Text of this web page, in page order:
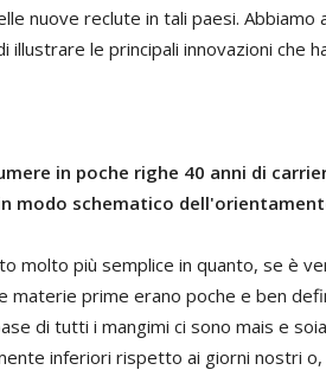
nuove reclute in tali paesi.
illustrare le principali innovazioni che
in poche righe 40 anni di
modo schematico
molto più semplice in quanto, se è
materie prime erano poche e ben
di tutti i mangimi ci sono mais e
inferiori rispetto ai giorni nostri